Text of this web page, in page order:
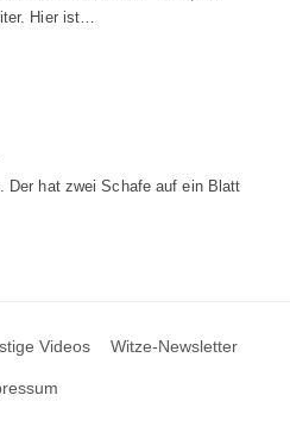
Hier ist…
Der hat zwei Schafe auf ein Blatt
Videos Witze-Newsletter